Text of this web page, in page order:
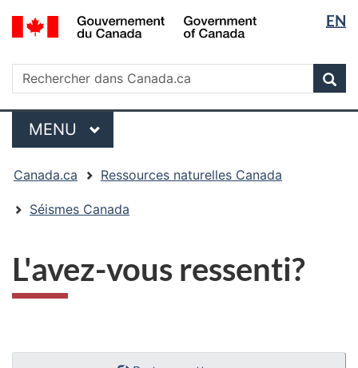
Passer
au
principal
Passer
à
sujet
du
gouvernement »
Passer
à
version
HTML
simplifiée
la
langue
EN
Rechercher
Rechercher
dans
Canada.ca
Menu
MENU PRINCIPAL
êtes
ici
Canada.ca Ressources naturelles Canada
Séismes Canada
L'avez-vous ressenti?
"Détails